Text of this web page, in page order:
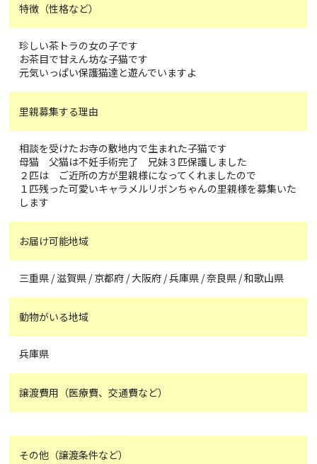
特徴（性格など）
珍しい茶トラの女の子です
お茶目で甘えん坊な子猫です
元気いっぱい保護猫達と遊んでいますよ
里親募集する理由
相談を受けたお寺の敷地内で生まれた子猫です
母猫 父猫は不妊手術完了 兄妹３匹保護しました
２匹は ご近所の方が里親様になってくれましたので
１匹残った可愛いキャラメルリボンちゃんの里親様を募集いた
します
お届け可能地域
三重県 / 滋賀県 / 京都府 / 大阪府 / 兵庫県 / 奈良県 / 和歌山県
動物がいる地域
兵庫県
譲渡費用（医療費、交通費など）
その他（譲渡条件など）